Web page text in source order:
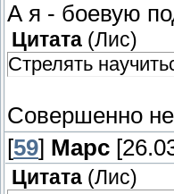
А я - боевую
Цитата (Лис)
Стрелять
Совершенно не
[59] Марс
Цитата (Лис)